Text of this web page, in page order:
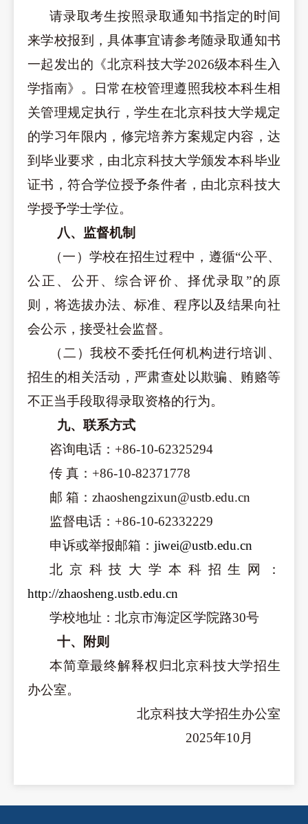
请录取考生按照录取通知书指定的时间
来学校报到，具体事宜请参考随录取通知书
一起发出的《北京科技大学2026级本科生入
学指南》。日常在校管理遵照我校本科生相
关管理规定执行，学生在北京科技大学规定
的学习年限内，修完培养方案规定内容，达
到毕业要求， 由北京科技大学颁发本科毕业
证书，符合学位授予条件者，由北京科技大
学授予学士学位。
八、监督机制
（一）学校在招生过程中，遵循“公平、
公正、公开、综合评价、择优录取”的原
则，将选拔办法、标准、程序以及结果向社
会公示，接受社会监督。
（二）我校不委托任何机构进行培训、
招生的相关活动，严肃查处以欺骗、贿赂等
不正当手段取得录取资格的行为。
九、联系方式
咨询电话：+86-10-62325294
传 真：+86-10-82371778
邮 箱：zhaoshengzixun@ustb.edu.cn
监督电话：+86-10-62332229
申诉或举报邮箱： jiwei@ustb.edu.cn
北京科技大学本科招生网：
http://zhaosheng.ustb.edu.cn
学校地址：北京市海淀区学院路30号
十、附则
本简章最终解释权归北京科技大学招生
办公室。
北京科技大学招生办公室
2025年10 月